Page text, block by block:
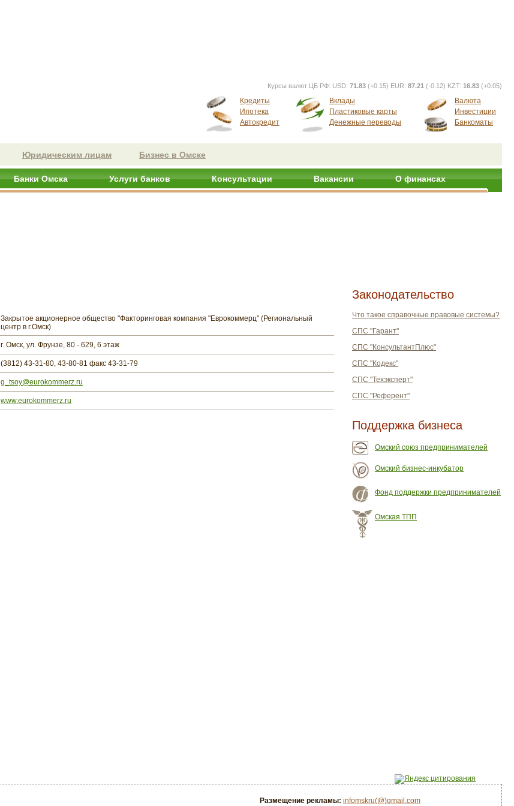
Курсы валют ЦБ РФ: USD: 71.83 (+0.15) EUR: 87.21 (-0.12) KZT: 16.83 (+0.05)
Кредиты
Ипотека
Автокредит
Вклады
Пластиковые карты
Денежные переводы
Валюта
Инвестиции
Банкоматы
Юридическим лицам Бизнес в Омске
Банки Омска Услуги банков Консультации Вакансии О финансах
Закрытое акционерное общество "Факторинговая компания "Еврокоммерц" (Региональный
центр в г.Омск)
г. Омск, ул. Фрунзе, 80 - 629, 6 этаж
(3812) 43-31-80, 43-80-81 факс 43-31-79
g_tsoy@eurokommerz.ru
www.eurokommerz.ru
Законодательство
Что такое справочные правовые системы?
СПС "Гарант"
СПС "КонсультантПлюс"
СПС "Кодекс"
СПС "Техэксперт"
СПС "Референт"
Поддержка бизнеса
Омский союз предпринимателей
Омский бизнес-инкубатор
Фонд поддержки предпринимателей
Омская ТПП
Размещение рекламы: infomskru(@)gmail.com